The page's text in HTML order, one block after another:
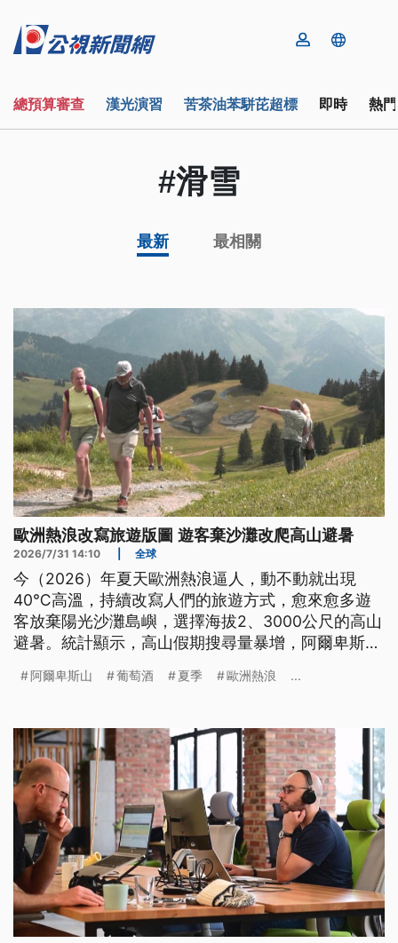
總預算審查 漢光演習 苦茶油苯駢芘超標 即時 熱
#滑雪
最新 最相關
歐洲熱浪改寫旅遊版圖 遊客棄沙灘改爬高山避暑
2026/7/31 14:10 全球
今（2026）年夏天歐洲熱浪逼人，動不動就出現
40℃高溫，持續改寫人們的旅遊方式，愈來愈多遊
客放棄陽光沙灘島嶼，選擇海拔2、3000公尺的高山
避暑。統計顯示，高山假期搜尋量暴增，阿爾卑斯山
收，如今也找到夏日高溫經濟的新商機。
阿爾卑斯山 葡萄酒 夏季 歐洲熱浪 ...